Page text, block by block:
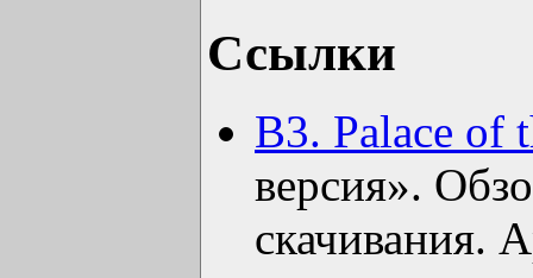
Ссылки
B3. Palace of
версия».
скачивания.